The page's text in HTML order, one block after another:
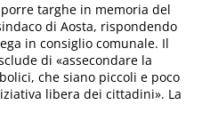
targhe in memoria del
di Aosta, rispondendo
in consiglio comunale. Il
di «assecondare la
che siano piccoli e poco
libera dei cittadini». La